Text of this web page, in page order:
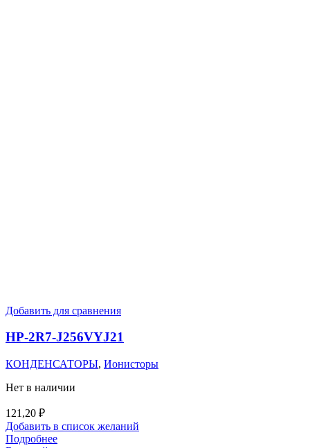
Добавить для сравнения
HP-2R7-J256VYJ21
КОНДЕНСАТОРЫ, Ионисторы
Нет в наличии
121,20 ₽
Добавить в список желаний
Подробнее